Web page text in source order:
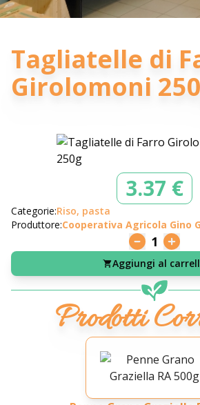
Tagliatelle di
Girolomoni
3.37 €
Categorie:Riso, pasta
Produttore:Cooperativa Agricola Gino
1
Aggiungi al
Prodotti